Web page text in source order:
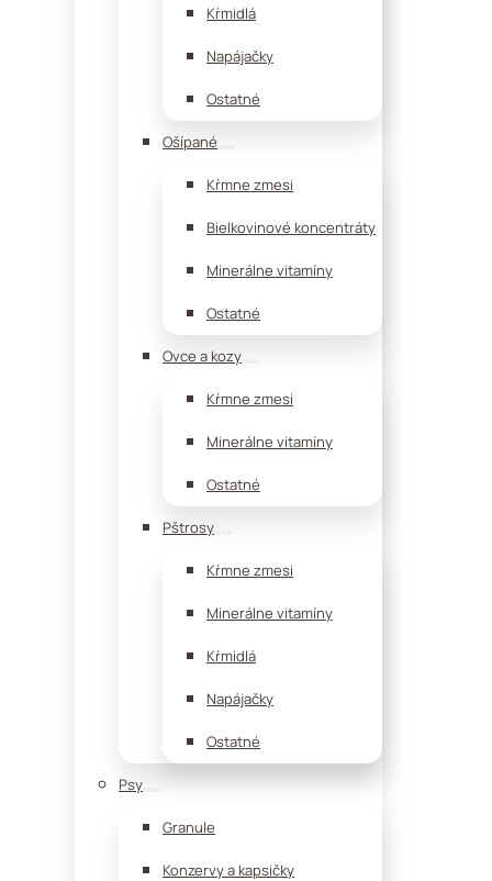
Kŕmidlá
Napájačky
Ostatné
Ošípané
Kŕmne zmesi
Bielkovinové koncentráty
Minerálne vitamíny
Ostatné
Ovce a kozy
Kŕmne zmesi
Minerálne vitamíny
Ostatné
Pštrosy
Kŕmne zmesi
Minerálne vitamíny
Kŕmidlá
Napájačky
Ostatné
Psy
Granule
Konzervy a kapsičky